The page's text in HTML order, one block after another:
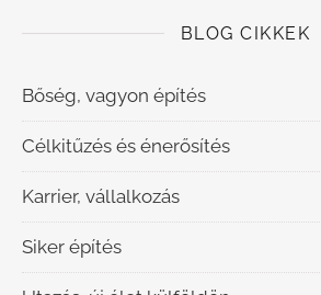
BLOG CIKKEK
Bőség, vagyon építés
Célkitűzés és énerősítés
Karrier, vállalkozás
Siker építés